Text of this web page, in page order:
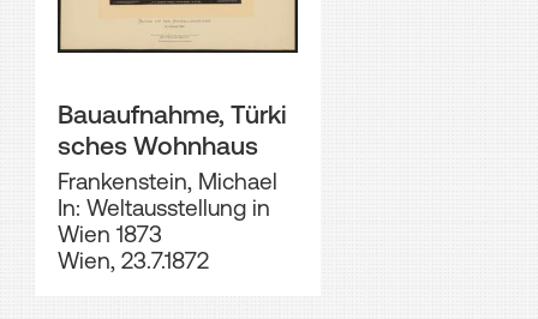
Bauaufnahme, Türki
sches Wohnhaus
Frankenstein, Michael
In: Weltausstellung in
Wien 1873
Wien, 23.7.1872